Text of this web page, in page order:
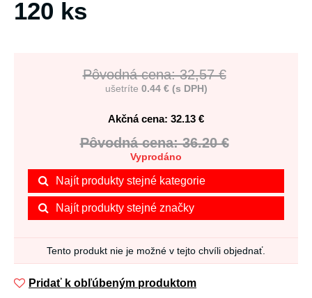
120 ks
Pôvodná cena: 32,57 €
ušetríte 0.44 € (s DPH)
Akčná cena: 32.13 €
Pôvodná cena: 36.20 €
Vyprodáno
Najít produkty stejné kategorie
Najít produkty stejné značky
Tento produkt nie je možné v tejto chvíli objednať.
Pridať k obľúbeným produktom